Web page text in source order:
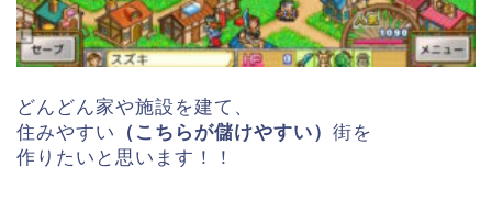
どんどん家や施設を建て、
住みやすい
（こちらが儲けやすい） 街を
作りたいと思います！！